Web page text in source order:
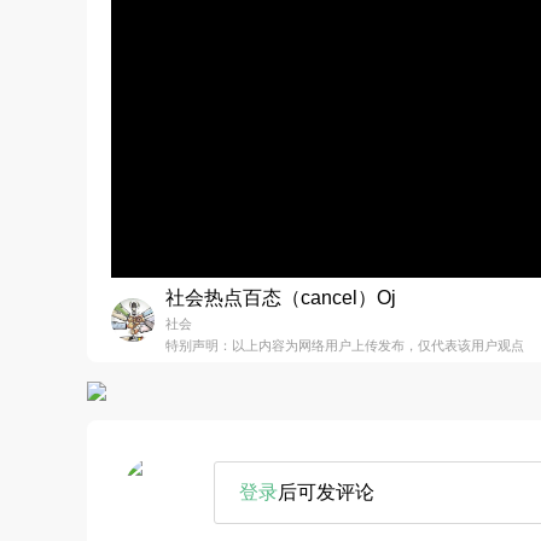
社会热点百态（cancel）Oj
社会
特别声明：以上内容为网络用户上传发布，仅代表该用户观点
登录后可发评论